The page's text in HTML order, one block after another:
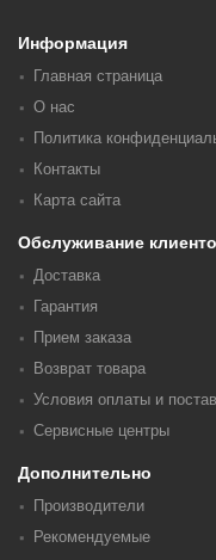
Информация
Главная страница
О нас
Политика
Контакты
Карта сайта
Обслуживание
Доставка
Гарантия
Прием заказа
Возврат товара
Условия оплаты и
Сервисные центры
Дополнительно
Производители
Рекомендуемые